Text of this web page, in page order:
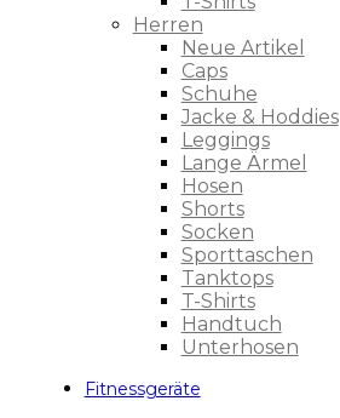
Herren
Neue Artikel
Caps
Schuhe
Jacke & Hoddies
Leggings
Lange Ärmel
Hosen
Shorts
Socken
Sporttaschen
Tanktops
T-Shirts
Handtuch
Unterhosen
Fitnessgeräte